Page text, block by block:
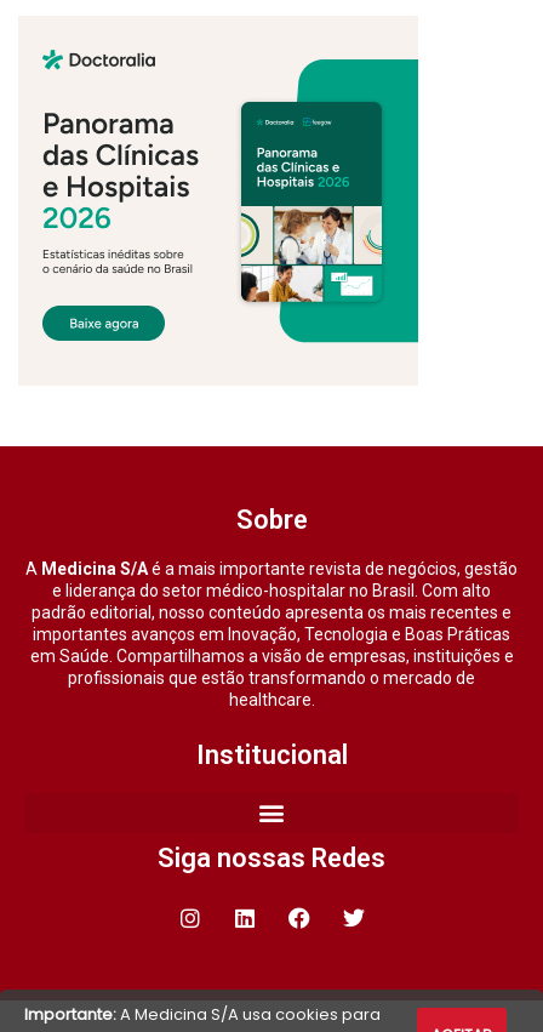
Sobre
A Medicina S/Aé a mais importante revista de negócios, gestão
e liderança do setor médico-hospitalar no Brasil. Com alto
padrão editorial, nosso conteúdo apresenta os mais recentes e
importantes avanços em Inovação, Tecnologia e Boas Práticas
em Saúde. Compartilhamos a visão de empresas, instituições e
profissionais que estão transformando o mercado de
healthcare.
Institucional
Siga nossas Redes
Importante:A Medicina S/A usa cookies para